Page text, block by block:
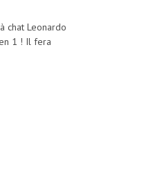
chat Leonardo
1 ! Il fera